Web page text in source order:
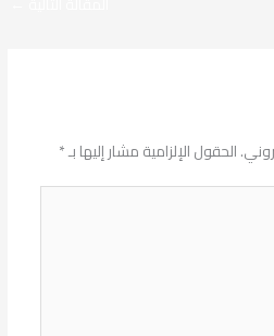
الحقول الإلزامية مشار إليها بـ*